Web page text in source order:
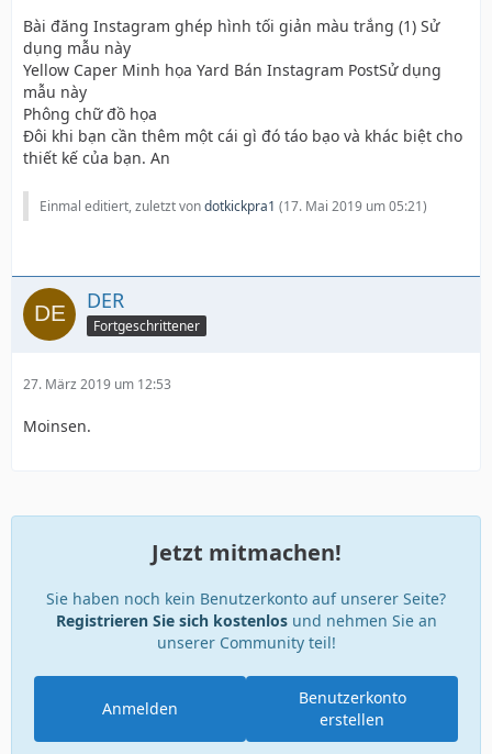
Bài đăng Instagram ghép hình tối giản màu trắng (1) Sử
dụng mẫu này
Yellow Caper Minh họa Yard Bán Instagram PostSử dụng
mẫu này
Phông chữ đồ họa
Đôi khi bạn cần thêm một cái gì đó táo bạo và khác biệt cho
thiết kế của bạn. An
Einmal editiert, zuletzt vondotkickpra1 (17. Mai 2019 um 05:21)
DER
Fortgeschrittener
27. März 2019 um 12:53
Moinsen.
Jetzt mitmachen!
Sie haben noch kein Benutzerkonto auf unserer Seite?
Registrieren Sie sich kostenlosund nehmen Sie an
unserer Community teil!
Benutzerkonto
erstellen
Anmelden